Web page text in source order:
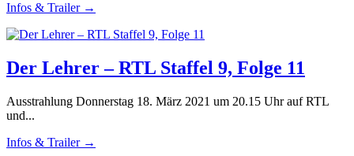
Infos & Trailer →
Der Lehrer – RTL Staffel 9, Folge 11
Ausstrahlung Donnerstag 18. März 2021 um 20.15 Uhr auf RTL
und...
Infos & Trailer →